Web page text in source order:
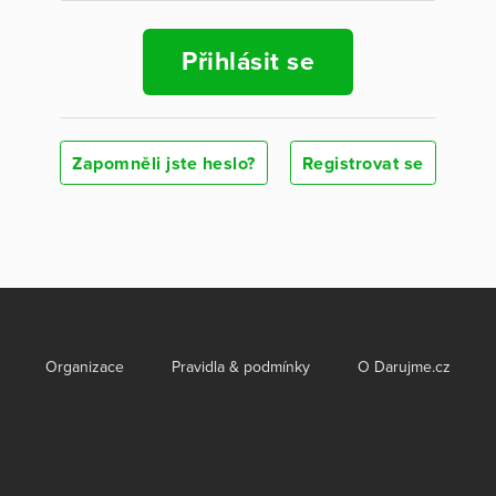
Přihlásit se
Zapomněli jste heslo? Registrovat se
Organizace Pravidla & podmínky O Darujme.cz